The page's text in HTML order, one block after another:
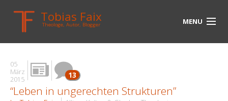
Tobias Faix
Theologe, Autor, Blogger MENU
HOME
BLOG
BIOGRAPHIE
05
März
2015
13
“Leben in ungerechten Strukturen”